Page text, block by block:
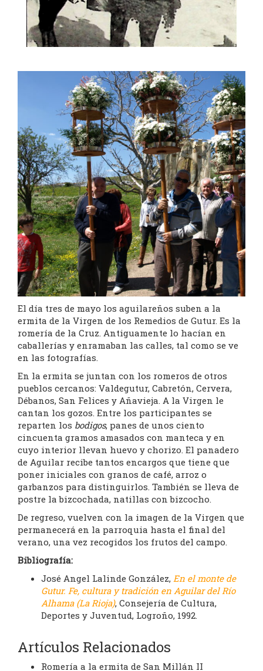
El día tres de mayo los aguilareños suben a la
ermita de la Virgen de los Remedios de Gutur. Es la
romería de la Cruz. Antiguamente lo hacían en
caballerías y enramaban las calles, tal como se ve
en las fotografías.
En la ermita se juntan con los romeros de otros
pueblos cercanos: Valdegutur, Cabretón, Cervera,
Débanos, San Felices y Añavieja. A la Virgen le
cantan los gozos. Entre los participantes se
reparten los bodigos, panes de unos ciento
cincuenta gramos amasados con manteca y en
cuyo interior llevan huevo y chorizo. El panadero
de Aguilar recibe tantos encargos que tiene que
poner iniciales con granos de café, arroz o
garbanzos para distinguirlos. También se lleva de
postre la bizcochada, natillas con bizcocho.
De regreso, vuelven con la imagen de la Virgen que
permanecerá en la parroquia hasta el final del
verano, una vez recogidos los frutos del campo.
Bibliografía:
José Angel Lalinde González, En el monte de
Gutur. Fe, cultura y tradición en Aguilar del Río
Alhama (La Rioja), Consejería de Cultura,
Deportes y Juventud, Logroño, 1992.
Artículos Relacionados
Romería a la ermita de San Millán II